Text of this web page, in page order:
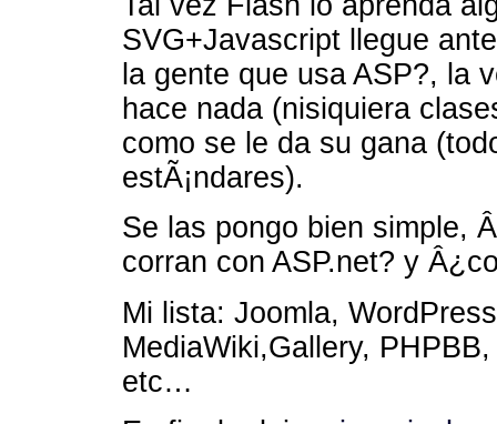
SVG+Javascript llegue
la gente que usa ASP?, la
hace nada (nisiquiera
como se le da su gana
estÃ¡ndares).
Se las pongo bien simple,
corran con ASP.net? y
Mi lista: Joomla,
MediaWiki,Gallery,
etc…